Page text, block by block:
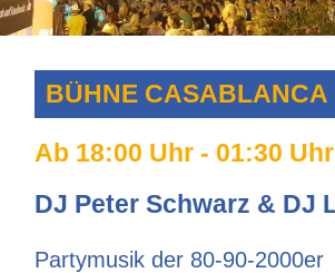
BÜHNE CASABLANCA
Ab 18:00 Uhr - 01:30 Uhr
DJ Peter Schwarz & DJ
Partymusik der 80-90-2000er